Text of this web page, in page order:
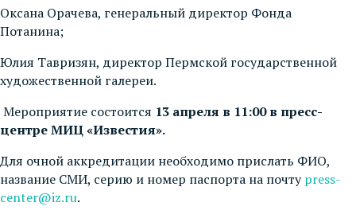
Оксана Орачева, генеральный директор Фонда
Потанина;
Юлия Тавризян, директор Пермской государственной
художественной галереи.
Мероприятие состоится 13 апреля в 11:00 в пресс-
центре МИЦ «Известия».
Для очной аккредитации необходимо прислать ФИО,
название СМИ, серию и номер паспорта на почтуpress-
center@iz.ru.